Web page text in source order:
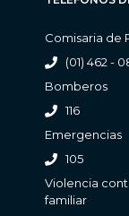
Comisaria de
(01) 462 -
Bomberos
116
Emergencias
105
Violencia
familiar